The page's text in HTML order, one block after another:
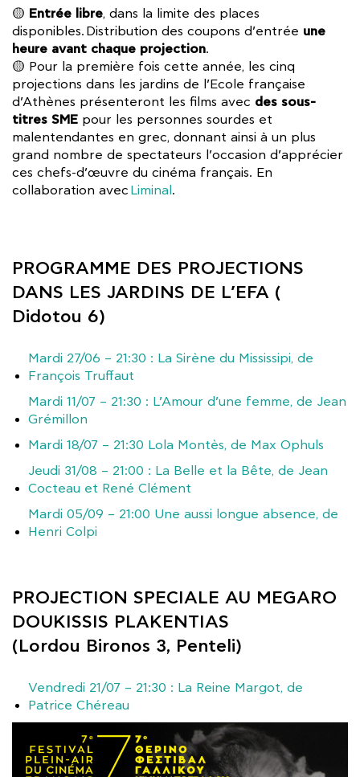
🟡 Entrée libre, dans la limite des places
disponibles. Distribution des coupons d’entrée une
heure avant chaque projection.
🟡 Pour la première fois cette année, les cinq
projections dans les jardins de l’Ecole française
d’Athènes présenteront les films avec des sous-
titres SME pour les personnes sourdes et
malentendantes en grec, donnant ainsi à un plus
grand nombre de spectateurs l’occasion d’apprécier
ces chefs-d’œuvre du cinéma français. En
collaboration avec Liminal .
PROGRAMME DES PROJECTIONS
DANS LES JARDINS DE L’EFA (
Didotou 6)
Mardi 27/06 – 21:30 : La Sirène du Mississipi, de
François Truffaut
Mardi 11/07 – 21:30 : L’Amour d’une femme, de Jean
Grémillon
Mardi 18/07 – 21:30 Lola Montès, de Max Ophuls
Jeudi 31/08 – 21:00 : La Belle et la Bête, de Jean
Cocteau et René Clément
Mardi 05/09 – 21:00 Une aussi longue absence, de
Henri Colpi
PROJECTION SPECIALE AU MEGARO
DOUKISSIS PLAKENTIAS
(Lordou Bironos 3, Penteli)
Vendredi 21/07 – 21:30 : La Reine Margot, de
Patrice Chéreau